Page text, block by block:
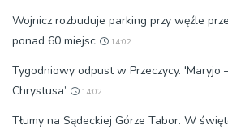
Wojnicz rozbuduje parking przy węźle
ponad 60 miejsc
14:02
Tygodniowy odpust w Przeczycy. 'Maryjo
Chrystusa’
14:02
Tłumy na Sądeckiej Górze Tabor. W